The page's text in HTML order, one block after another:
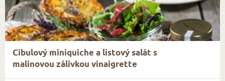
Cibulový miniquiche a listový salát s
malinovou zálivkou vinaigrette